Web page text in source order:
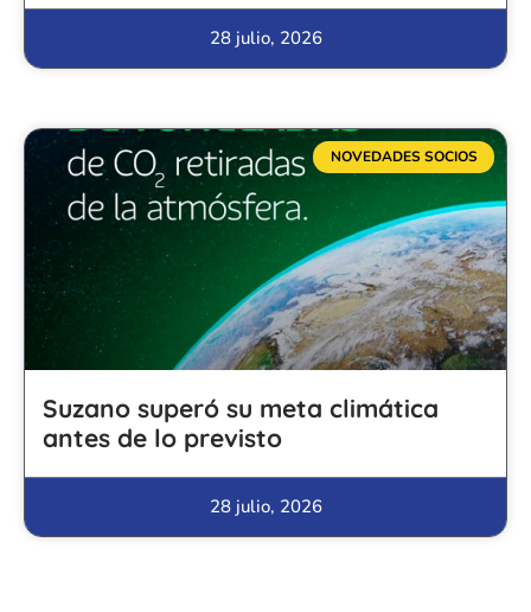
28 julio, 2026
NOVEDADES SOCIOS
Suzano superó su meta climática
antes de lo previsto
28 julio, 2026